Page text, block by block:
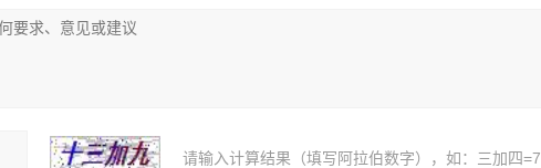
请输入计算结果（填写阿拉伯数字），如：三加四=7